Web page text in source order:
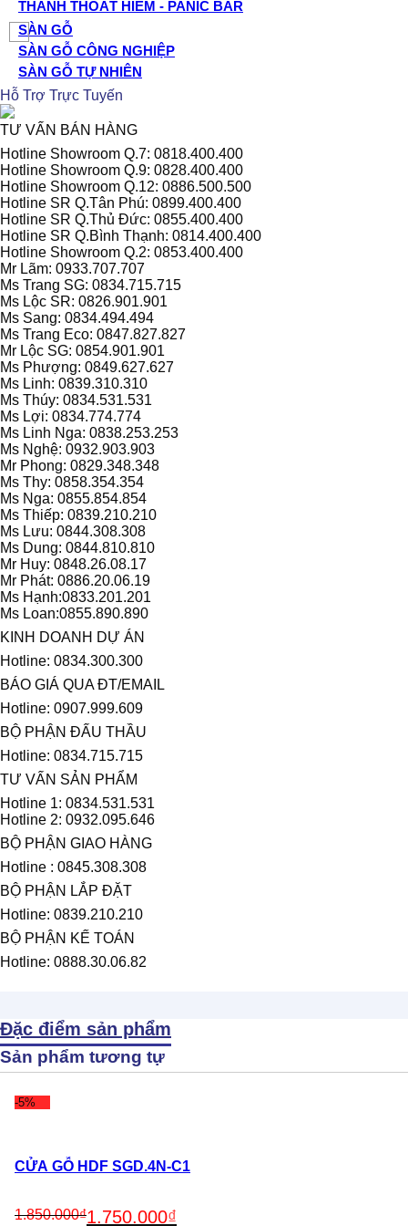
THANH THOÁT HIỂM - PANIC BAR
SÀN GỖ
SÀN GỖ CÔNG NGHIỆP
SÀN GỖ TỰ NHIÊN
Hỗ Trợ Trực Tuyến
TƯ VẤN BÁN HÀNG
Hotline Showroom Q.7: 0818.400.400
Hotline Showroom Q.9: 0828.400.400
Hotline Showroom Q.12: 0886.500.500
Hotline SR Q.Tân Phú: 0899.400.400
Hotline SR Q.Thủ Đức: 0855.400.400
Hotline SR Q.Bình Thạnh: 0814.400.400
Hotline Showroom Q.2: 0853.400.400
Mr Lãm: 0933.707.707
Ms Trang SG: 0834.715.715
Ms Lộc SR: 0826.901.901
Ms Sang: 0834.494.494
Ms Trang Eco: 0847.827.827
Mr Lộc SG: 0854.901.901
Ms Phượng: 0849.627.627
Ms Linh: 0839.310.310
Ms Thúy: 0834.531.531
Ms Lợi: 0834.774.774
Ms Linh Nga: 0838.253.253
Ms Nghệ: 0932.903.903
Mr Phong: 0829.348.348
Ms Thy: 0858.354.354
Ms Nga: 0855.854.854
Ms Thiếp: 0839.210.210
Ms Lưu: 0844.308.308
Ms Dung: 0844.810.810
Mr Huy: 0848.26.08.17
Mr Phát: 0886.20.06.19
Ms Hạnh:0833.201.201
Ms Loan:0855.890.890
KINH DOANH DỰ ÁN
Hotline: 0834.300.300
BÁO GIÁ QUA ĐT/EMAIL
Hotline: 0907.999.609
BỘ PHẬN ĐẤU THẦU
Hotline: 0834.715.715
TƯ VẤN SẢN PHẨM
Hotline 1: 0834.531.531
Hotline 2: 0932.095.646
BỘ PHẬN GIAO HÀNG
Hotline : 0845.308.308
BỘ PHẬN LẮP ĐẶT
Hotline: 0839.210.210
BỘ PHẬN KẾ TOÁN
Hotline: 0888.30.06.82
Đặc điểm sản phẩm
Sản phẩm tương tự
-5%
CỬA GỖ HDF SGD.4N-C1
1.850.000₫1.750.000₫